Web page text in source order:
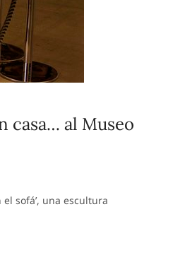
casa… al Museo
sofá’, una escultura